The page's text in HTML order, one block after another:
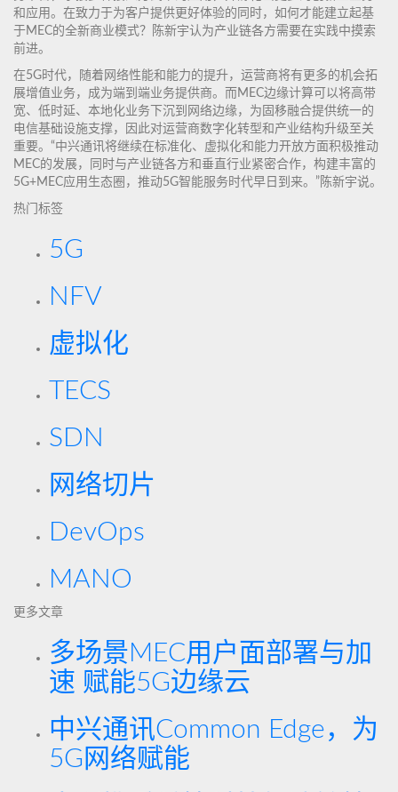
和应用。在致力于为客户提供更好体验的同时，如何才能建立起基
于MEC的全新商业模式？陈新宇认为产业链各方需要在实践中摸索
前进。
在5G时代，随着网络性能和能力的提升，运营商将有更多的机会拓
展增值业务，成为端到端业务提供商。而MEC边缘计算可以将高带
宽、低时延、本地化业务下沉到网络边缘，为固移融合提供统一的
电信基础设施支撑，因此对运营商数字化转型和产业结构升级至关
重要。“中兴通讯将继续在标准化、虚拟化和能力开放方面积极推动
MEC的发展，同时与产业链各方和垂直行业紧密合作，构建丰富的
5G+MEC应用生态圈，推动5G智能服务时代早日到来。”陈新宇说。
热门标签
5G
NFV
虚拟化
TECS
SDN
网络切片
DevOps
MANO
更多文章
多场景MEC用户面部署与加
速 赋能5G边缘云
中兴通讯Common Edge，为
5G网络赋能